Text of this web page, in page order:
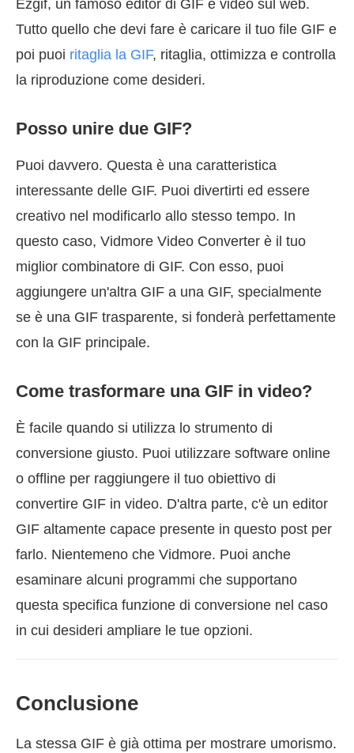
Ezgif, un famoso editor di GIF e video sul web.
Tutto quello che devi fare è caricare il tuo file GIF e
poi puoi ritaglia la GIF, ritaglia, ottimizza e controlla
la riproduzione come desideri.
Posso unire due GIF?
Puoi davvero. Questa è una caratteristica
interessante delle GIF. Puoi divertirti ed essere
creativo nel modificarlo allo stesso tempo. In
questo caso, Vidmore Video Converter è il tuo
miglior combinatore di GIF. Con esso, puoi
aggiungere un'altra GIF a una GIF, specialmente
se è una GIF trasparente, si fonderà perfettamente
con la GIF principale.
Come trasformare una GIF in video?
È facile quando si utilizza lo strumento di
conversione giusto. Puoi utilizzare software online
o offline per raggiungere il tuo obiettivo di
convertire GIF in video. D'altra parte, c'è un editor
GIF altamente capace presente in questo post per
farlo. Nientemeno che Vidmore. Puoi anche
esaminare alcuni programmi che supportano
questa specifica funzione di conversione nel caso
in cui desideri ampliare le tue opzioni.
Conclusione
La stessa GIF è già ottima per mostrare umorismo.